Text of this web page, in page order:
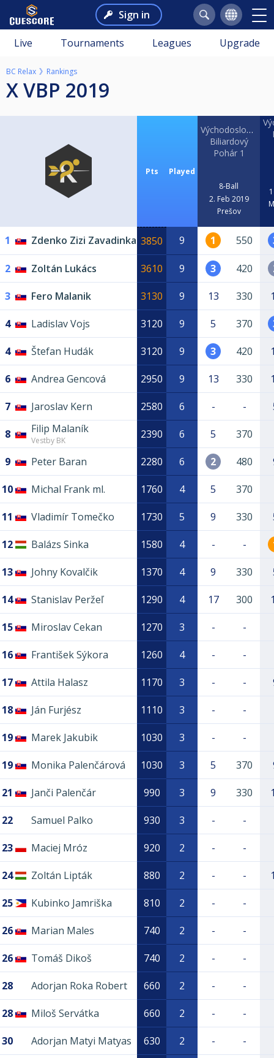
Sign in
Live Tournaments Leagues Upgrade
BC Relax Rankings
x VBP 2019
Pts Played
Východoslovenský
Biliardový
Pohár 1
8-Ball
2. Feb 2019
Prešov
1 Zdenko Zizi Zavadinka 3850 9 1 550
2 Zoltán Lukács 3610 9 3 420
3 Fero Malanik 3130 9 13 330
4 Ladislav Vojs 3120 9 5 370
4 Štefan Hudák 3120 9 3 420
6 Andrea Gencová 2950 9 13 330
7 Jaroslav Kern 2580 6 - -
8 Filip Malaník
Vestby BK 2390 6 5 370
9 Peter Baran 2280 6 2 480
10 Michal Frank ml. 1760 4 5 370
11 Vladimír Tomečko 1730 5 9 330
12 Balázs Sinka 1580 4 - -
13 Johny Kovalčik 1370 4 9 330
14 Stanislav Peržeľ 1290 4 17 300
15 Miroslav Cekan 1270 3 - -
16 František Sýkora 1260 4 - -
17 Attila Halasz 1170 3 - -
18 Ján Furjész 1110 3 - -
19 Marek Jakubik 1030 3 - -
19 Monika Palenčárová 1030 3 5 370
21 Janči Palenčár 990 3 9 330
22 Samuel Palko 930 3 - -
23 Maciej Mróz 920 2 - -
24 Zoltán Lipták 880 2 - -
25 Kubinko Jamriška 810 2 - -
26 Marian Males 740 2 - -
26 Tomáš Dikoš 740 2 - -
28 Adorjan Roka Robert 660 2 - -
28 Miloš Servátka 660 2 - -
30 Adorjan Matyi Matyas 630 2 - -